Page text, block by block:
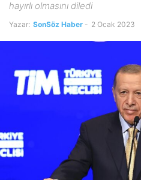
hayırlı olmasını diledi
Yazar: SonSöz Haber - 2 Ocak 2023